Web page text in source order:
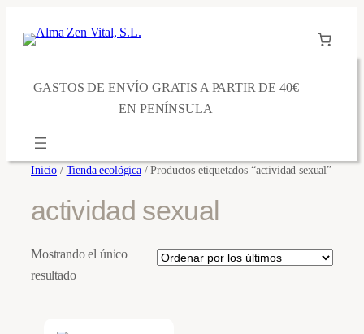
GASTOS DE ENVÍO GRATIS A PARTIR DE 40€
EN PENÍNSULA
Inicio / Tienda ecológica/ Productos etiquetados “actividad sexual”
actividad sexual
Mostrando el único
resultado